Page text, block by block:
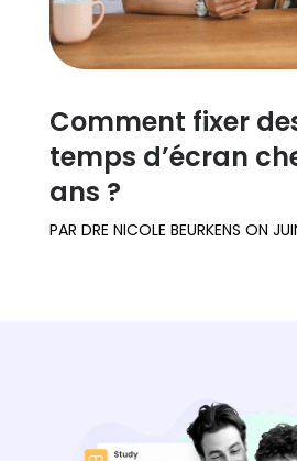
Comment fixer
temps d’écran
ans ?
PAR DRE NICOLE BEURKENS ON